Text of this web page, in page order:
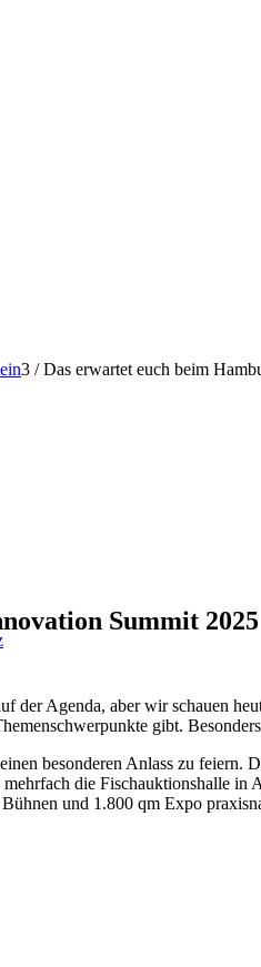
3 / Das erwartet euch beim
Summit 2025
der Agenda, aber wir schauen
gibt.
besonderen Anlass zu feiern.
die Fischauktionshalle in
Bühnen und 1.800 qm Expo